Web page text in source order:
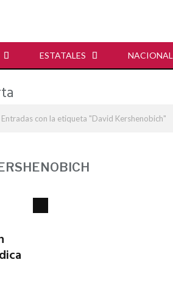
ESTATALES NACIONAL
Entradas con la etiqueta "David Kershenobich"